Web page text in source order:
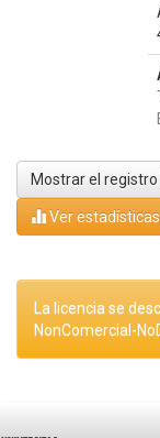
Mostrar el
Ver estadísticas
La licencia se
NonComercial-